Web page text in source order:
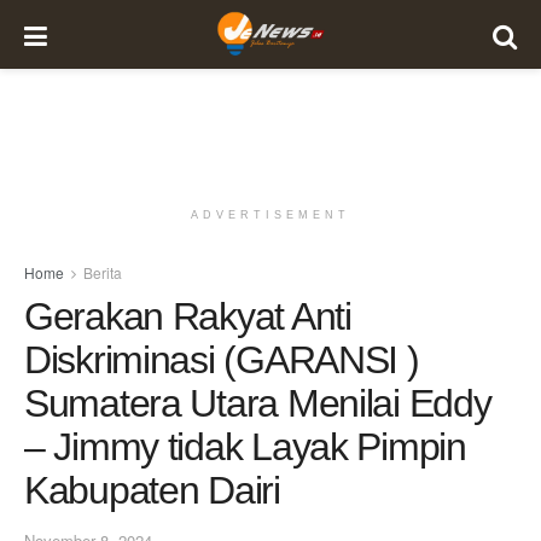
ADVERTISEMENT
Home Berita
Gerakan Rakyat Anti
Diskriminasi (GARANSI )
Sumatera Utara Menilai Eddy
– Jimmy tidak Layak Pimpin
Kabupaten Dairi